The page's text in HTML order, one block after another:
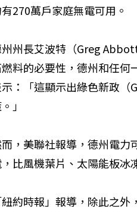
270萬戶家庭無電可用。
州長艾波特（Greg
料的必要性，德州和任何
：「這顯示出綠色新政（
」
，美聯社報導，德州電力
比風機葉片、太陽能板冰
紐約時報」報導，除此之